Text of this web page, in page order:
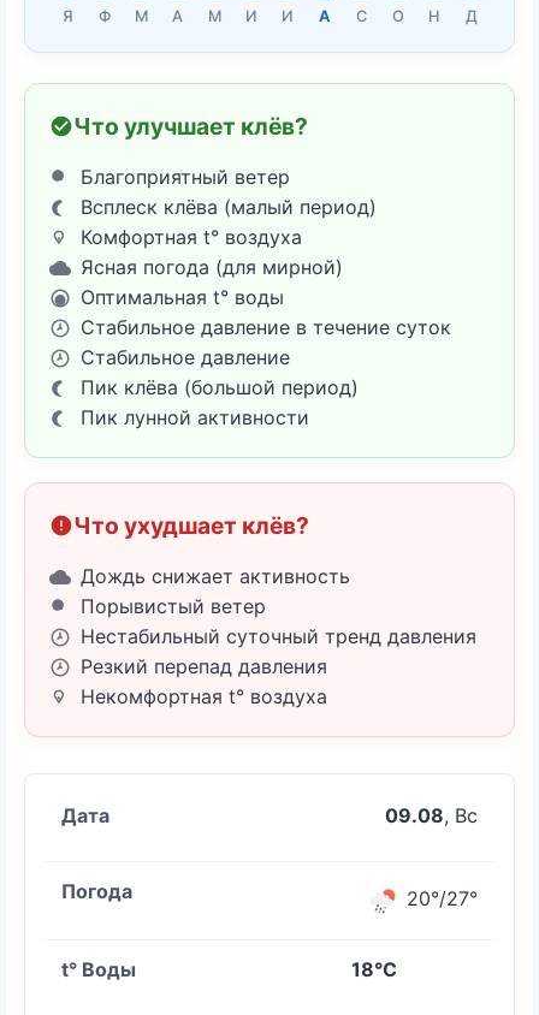
Я Ф М А М И И А С О Н Д
Что улучшает клёв?
Благоприятный ветер
Всплеск клёва (малый период)
Комфортная t° воздуха
Ясная погода (для мирной)
Оптимальная t° воды
Стабильное давление в течение суток
Стабильное давление
Пик клёва (большой период)
Пик лунной активности
Что ухудшает клёв?
Дождь снижает активность
Порывистый ветер
Нестабильный суточный тренд давления
Резкий перепад давления
Некомфортная t° воздуха
09.08, Вс
20°/27°
18°C